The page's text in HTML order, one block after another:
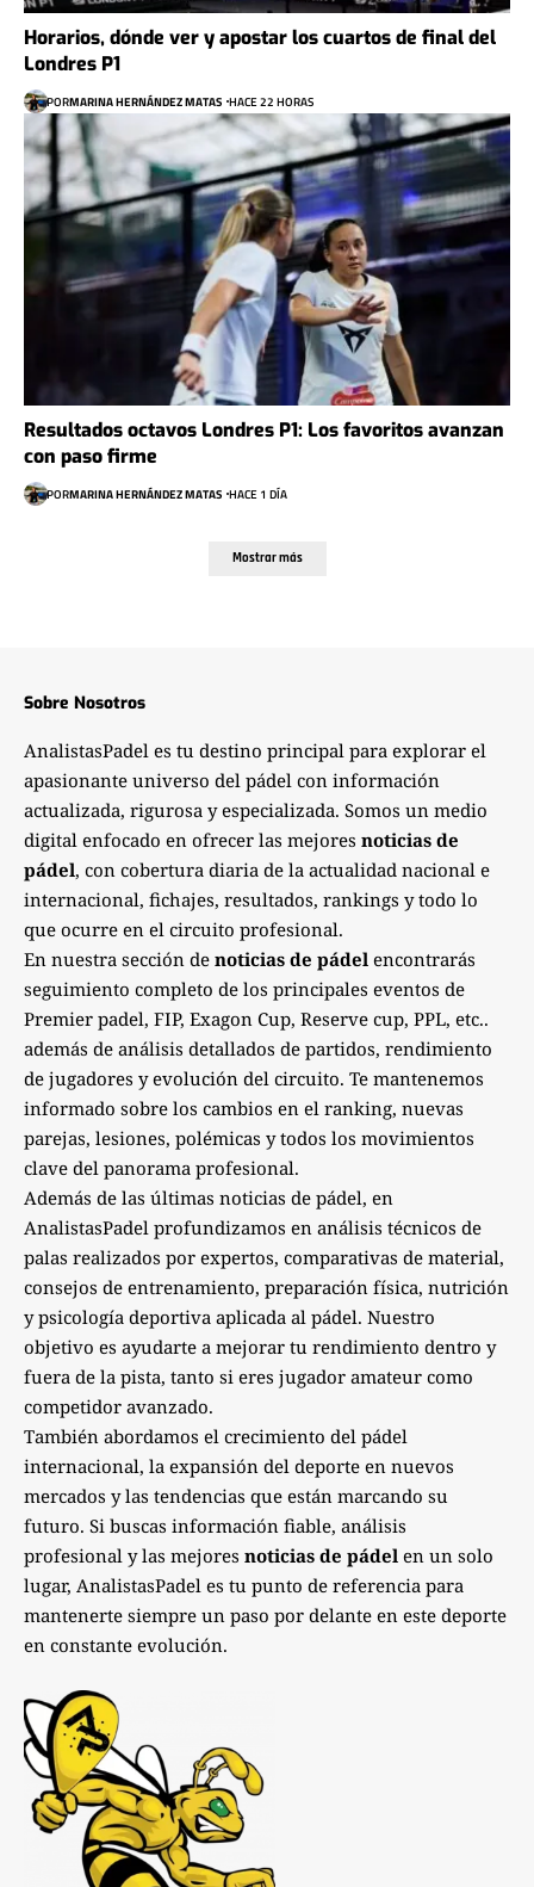
Horarios, dónde ver y apostar los cuartos de final del
Londres P1
PORMARINA HERNÁNDEZ MATAS HACE 22 HORAS
Resultados octavos Londres P1: Los favoritos avanzan
con paso firme
PORMARINA HERNÁNDEZ MATAS HACE 1 DÍA
Mostrar más
Sobre Nosotros
AnalistasPadel es tu destino principal para explorar el
apasionante universo del pádel con información
actualizada, rigurosa y especializada. Somos un medio
digital enfocado en ofrecer las mejores noticias de
pádel, con cobertura diaria de la actualidad nacional e
internacional, fichajes, resultados, rankings y todo lo
que ocurre en el circuito profesional.
En nuestra sección de noticias de pádel encontrarás
seguimiento completo de los principales eventos de
Premier padel, FIP, Exagon Cup, Reserve cup, PPL, etc..
además de análisis detallados de partidos, rendimiento
de jugadores y evolución del circuito. Te mantenemos
informado sobre los cambios en el ranking, nuevas
parejas, lesiones, polémicas y todos los movimientos
clave del panorama profesional.
Además de las últimas noticias de pádel, en
AnalistasPadel profundizamos en análisis técnicos de
palas realizados por expertos, comparativas de material,
consejos de entrenamiento, preparación física, nutrición
y psicología deportiva aplicada al pádel. Nuestro
objetivo es ayudarte a mejorar tu rendimiento dentro y
fuera de la pista, tanto si eres jugador amateur como
competidor avanzado.
También abordamos el crecimiento del pádel
internacional, la expansión del deporte en nuevos
mercados y las tendencias que están marcando su
futuro. Si buscas información fiable, análisis
profesional y las mejores noticias de pádel en un solo
lugar, AnalistasPadel es tu punto de referencia para
mantenerte siempre un paso por delante en este deporte
en constante evolución.